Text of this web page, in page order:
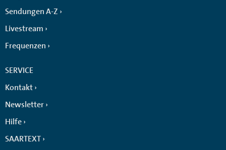
Sendungen A-Z
Livestream
Frequenzen
SERVICE
Kontakt
Newsletter
Hilfe
SAARTEXT